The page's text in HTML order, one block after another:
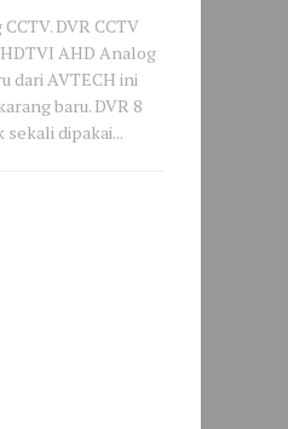
DVR CCTV
AHD Analog
dari AVTECH ini
baru. DVR 8
dipakai...